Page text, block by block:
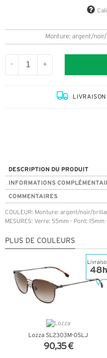
Monture: argent/
- +
DESCRIPTION DU PRODUIT
INFORMATIONS
COMMENTAIRES
COULEUR: Monture: argent/noir/
MESURES: Verre: 55mm - Pont:
PLUS DE COULEURS
Lozza SL2303M-0SLJ
90,35 €